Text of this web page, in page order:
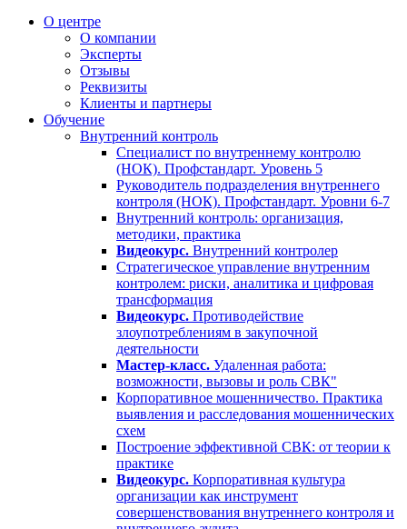
О центре
О компании
Эксперты
Отзывы
Реквизиты
Клиенты и партнеры
Обучение
Внутренний контроль
Специалист по внутреннему контролю
(НОК). Профстандарт. Уровень 5
Руководитель подразделения внутреннего
контроля (НОК). Профстандарт. Уровни 6-7
Внутренний контроль: организация,
методики, практика
Видеокурс. Внутренний контролер
Стратегическое управление внутренним
контролем: риски, аналитика и цифровая
трансформация
Видеокурс. Противодействие
злоупотреблениям в закупочной
деятельности
Мастер-класс. Удаленная работа:
возможности, вызовы и роль СВК"
Корпоративное мошенничество. Практика
выявления и расследования мошеннических
схем
Построение эффективной СВК: от теории к
практике
Видеокурс. Корпоративная культура
организации как инструмент
совершенствования внутреннего контроля и